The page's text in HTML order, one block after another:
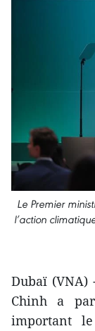
Le Premier
l’action
Dubaï
Chinh a
important